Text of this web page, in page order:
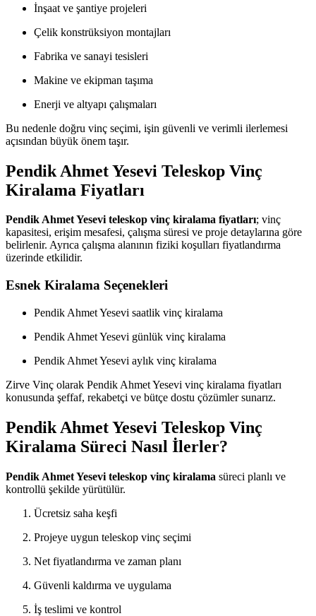
İnşaat ve şantiye projeleri
Çelik konstrüksiyon montajları
Fabrika ve sanayi tesisleri
Makine ve ekipman taşıma
Enerji ve altyapı çalışmaları
Bu nedenle doğru vinç seçimi, işin güvenli ve verimli ilerlemesi
açısından büyük önem taşır.
Pendik Ahmet Yesevi Teleskop Vinç
Kiralama Fiyatları
Pendik Ahmet Yesevi teleskop vinç kiralama fiyatları; vinç
kapasitesi, erişim mesafesi, çalışma süresi ve proje detaylarına göre
belirlenir. Ayrıca çalışma alanının fiziki koşulları fiyatlandırma
üzerinde etkilidir.
Esnek Kiralama Seçenekleri
Pendik Ahmet Yesevi saatlik vinç kiralama
Pendik Ahmet Yesevi günlük vinç kiralama
Pendik Ahmet Yesevi aylık vinç kiralama
Zirve Vinç olarak Pendik Ahmet Yesevi vinç kiralama fiyatları
konusunda şeffaf, rekabetçi ve bütçe dostu çözümler sunarız.
Pendik Ahmet Yesevi Teleskop Vinç
Kiralama Süreci Nasıl İlerler?
Pendik Ahmet Yesevi teleskop vinç kiralama süreci planlı ve
kontrollü şekilde yürütülür.
Ücretsiz saha keşfi
Projeye uygun teleskop vinç seçimi
Net fiyatlandırma ve zaman planı
Güvenli kaldırma ve uygulama
İş teslimi ve kontrol